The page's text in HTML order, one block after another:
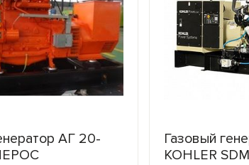
АГ 20-
Газовый
KOHLER